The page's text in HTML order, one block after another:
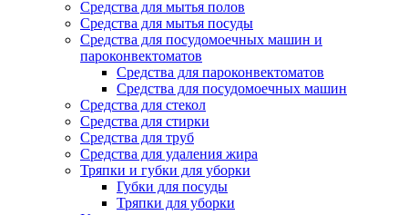
Средства для мытья полов
Средства для мытья посуды
Средства для посудомоечных машин и
пароконвектоматов
Средства для пароконвектоматов
Средства для посудомоечных машин
Средства для стекол
Средства для стирки
Средства для труб
Средства для удаления жира
Тряпки и губки для уборки
Губки для посуды
Тряпки для уборки